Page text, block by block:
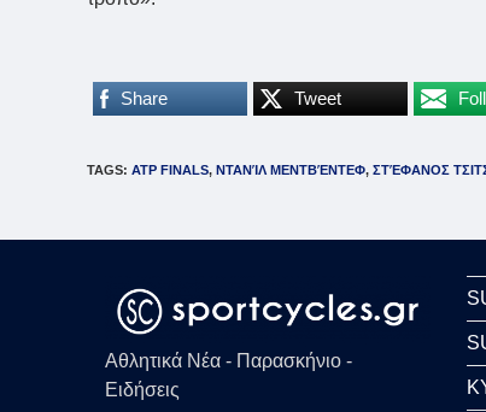
Share Tweet
TAGS: ATP FINALS, ΝΤΑΝΊΛ ΜΕΝΤΒΈΝΤΕΦ, ΣΤΈΦΑΝΟΣ
Αθλητικά Νέα - Παρασκήνιο -
Ειδήσεις